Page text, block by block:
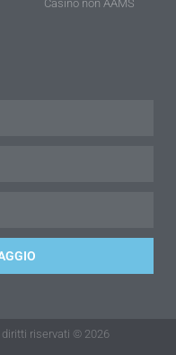
Casino non AAMS
diritti riservati © 2026